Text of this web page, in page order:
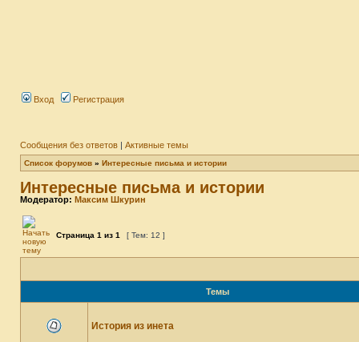
Вход Регистрация
Сообщения без ответов | Активные темы
Список форумов » Интересные письма и истории
Интересные письма и истории
Модератор: Максим Шкурин
Страница 1 из 1 [ Тем: 12 ]
Темы
История из инета